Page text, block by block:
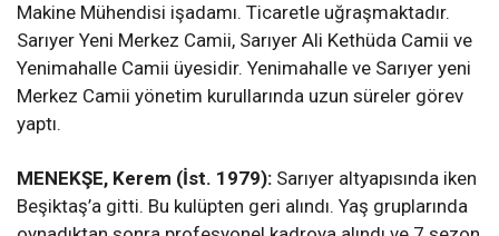
Makine Mühendisi işadamı. Ticaretle uğraşmaktadır.
Sarıyer Yeni Merkez Camii, Sarıyer Ali Kethüda Camii ve
Yenimahalle Camii üyesidir. Yenimahalle ve Sarıyer yeni
Merkez Camii yönetim kurullarında uzun süreler görev
yaptı.
MENEKŞE, Kerem (İst. 1979): Sarıyer altyapısında iken
Beşiktaş’a gitti. Bu kulüpten geri alındı. Yaş gruplarında